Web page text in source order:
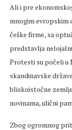
Ali i pre
mnogim evropskim
češke firme, sa
predstavlja
Protesti su počeli u
skandinavske
bliskoistočne
novinama, ulični
Zbog ogromnog